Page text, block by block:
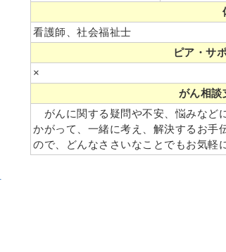
看護師、社会福祉士
ピア・サ
×
がん相談
がんに関する疑問や不安、悩みなど
かがって、一緒に考え、解決するお手
ので、どんなささいなことでもお気軽